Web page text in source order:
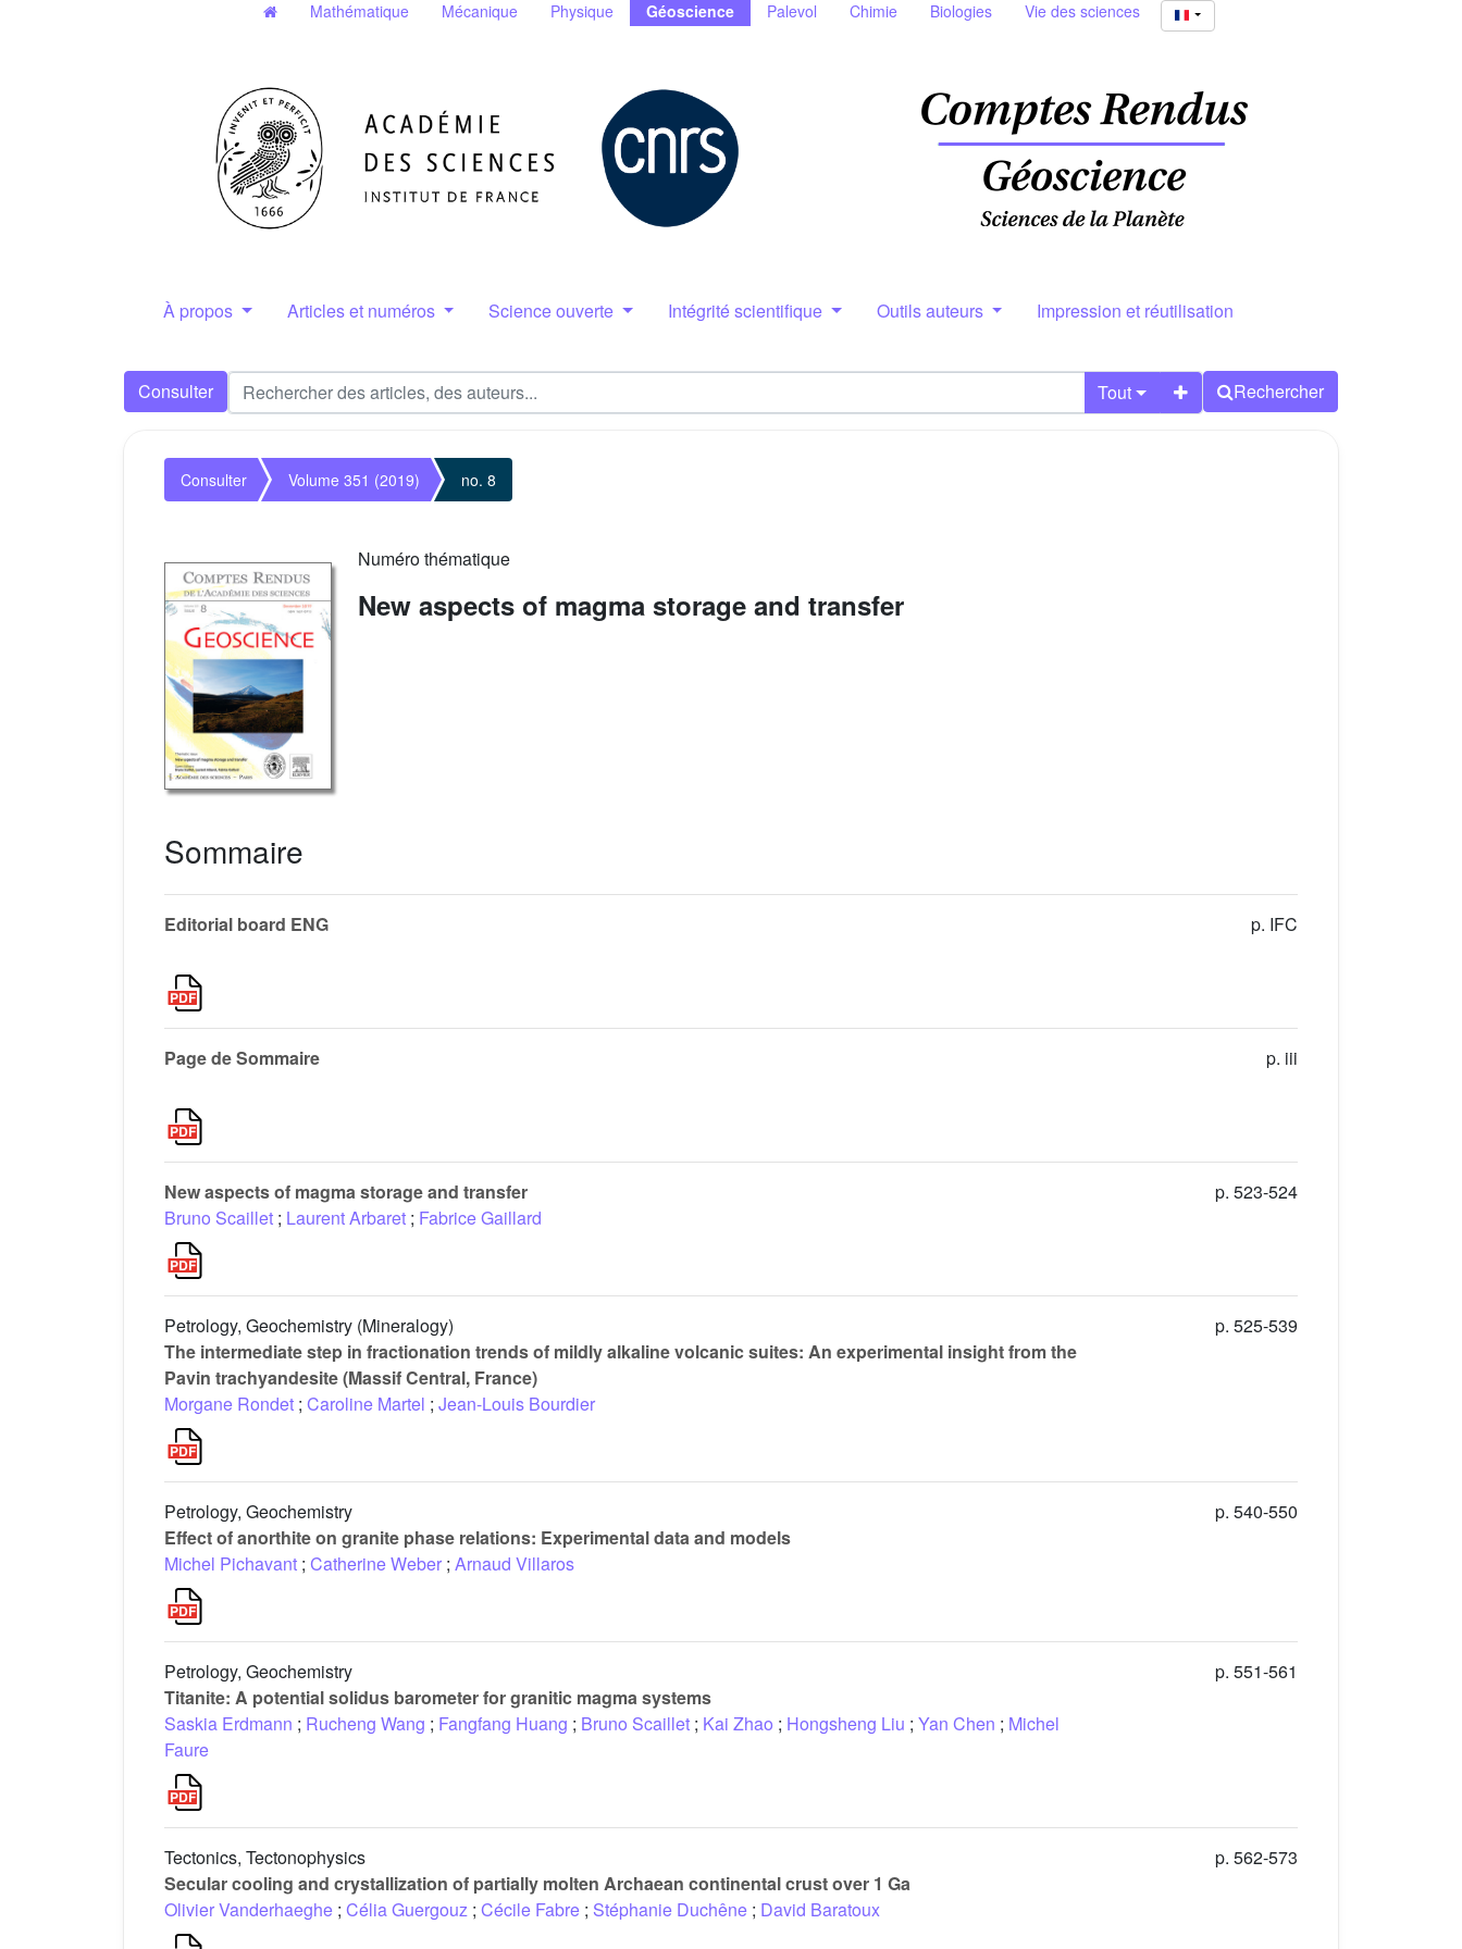
Mathématique Mécanique Physique Géoscience Palevol Chimie Biologies Vie des sciences
À propos Articles et numéros Science ouverte Intégrité scientifique Outils auteurs Impression et réutilisation
Consulter Tout Rechercher
Consulter Volume 351 (2019) no. 8
Numéro thématique
New aspects of magma storage and transfer
Sommaire
Editorial board ENG p. IFC
Page de Sommaire p. iii
New aspects of magma storage and transfer
Bruno Scaillet ; Laurent Arbaret ; Fabrice Gaillard
p. 523-524
Petrology, Geochemistry (Mineralogy)
The intermediate step in fractionation trends of mildly alkaline volcanic suites: An experimental insight from the
Pavin trachyandesite (Massif Central, France)
Morgane Rondet ; Caroline Martel ; Jean-Louis Bourdier
p. 525-539
Petrology, Geochemistry
Effect of anorthite on granite phase relations: Experimental data and models
Michel Pichavant ; Catherine Weber ; Arnaud Villaros
p. 540-550
Petrology, Geochemistry
Titanite: A potential solidus barometer for granitic magma systems
Saskia Erdmann ; Rucheng Wang ; Fangfang Huang ; Bruno Scaillet ; Kai Zhao ; Hongsheng Liu ; Yan Chen ; Michel
Faure
p. 551-561
Tectonics, Tectonophysics
Secular cooling and crystallization of partially molten Archaean continental crust over 1 Ga
Olivier Vanderhaeghe ; Célia Guergouz ; Cécile Fabre ; Stéphanie Duchêne ; David Baratoux
p. 562-573